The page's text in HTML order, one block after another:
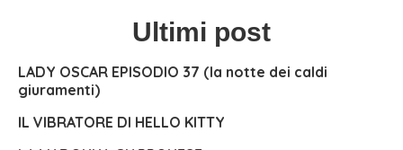
Ultimi post
LADY OSCAR EPISODIO 37 (la notte dei caldi
giuramenti)
IL VIBRATORE DI HELLO KITTY